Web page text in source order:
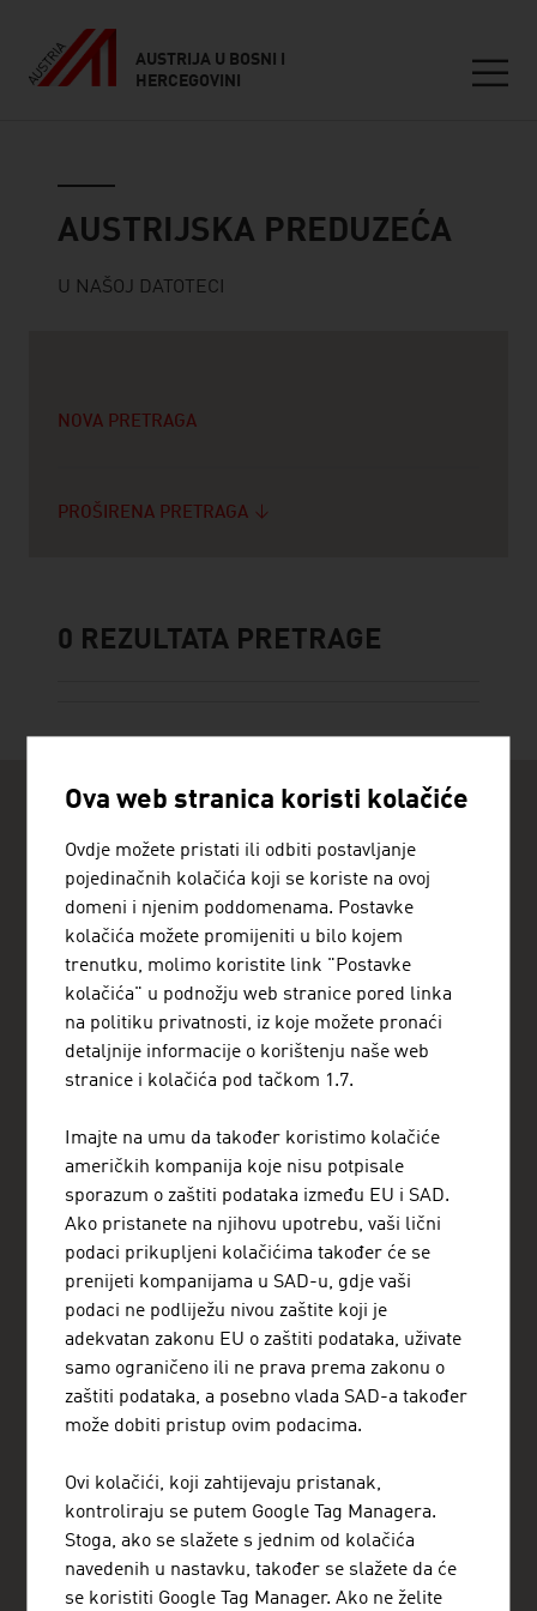
AUSTRIJA U BOSNI I
HERCEGOVINI
AUSTRIJSKA PREDUZEĆA
U NAŠOJ DATOTECI
NOVA PRETRAGA
PROŠIRENA PRETRAGA
0 REZULTATA PRETRAGE
ADVANTAGE AUSTRIA SARAJEVO
Austrijska ambasada - trgovinski odjel
zgrada RBBH objekat B
71000 Sarajevo
Bosnien-Herzegowina
+3873326 78 40
sarajevo@advantageaustria.org
FACEBOOK
www.advantageaustria.org/ba
FRESH VIEW
Steknite ekskluzivni uvid u različite privredne
grane i preduzeća Austrije.
ADVANTAGE AUSTRIA-VAMA NA USLUZI ŠIROM SVIJETA
njihovim internacionalnim poslovnim partnerima širok spektar
usluga. Ukupno oko 800 zaposlenih pružaju Vam podršku u
pronalaženju odgovarajućih dobavljača i poslovnih partnera u
Austriji. Svake godine organizujemo oko 800 događaja radi
uspostavljanja poslovnih kontakata. Usluge ADVANTAGE
AUSTRIA sežu od uspostavljanje kontakta sa austrijskim
Ova web stranica koristi kolačiće
Ovdje možete pristati ili odbiti postavljanje
pojedinačnih kolačića koji se koriste na ovoj
domeni i njenim poddomenama. Postavke
kolačića možete promijeniti u bilo kojem
trenutku, molimo koristite link "Postavke
kolačića" u podnožju web stranice pored linka
na politiku privatnosti, iz koje možete pronaći
detaljnije informacije o korištenju naše web
stranice i kolačića pod tačkom 1.7.
Imajte na umu da također koristimo kolačiće
američkih kompanija koje nisu potpisale
sporazum o zaštiti podataka između EU i SAD.
Ako pristanete na njihovu upotrebu, vaši lični
podaci prikupljeni kolačićima također će se
prenijeti kompanijama u SAD-u, gdje vaši
podaci ne podliježu nivou zaštite koji je
adekvatan zakonu EU o zaštiti podataka, uživate
samo ograničeno ili ne prava prema zakonu o
zaštiti podataka, a posebno vlada SAD-a također
može dobiti pristup ovim podacima.
Ovi kolačići, koji zahtijevaju pristanak,
kontroliraju se putem Google Tag Managera.
Stoga, ako se slažete s jednim od kolačića
navedenih u nastavku, također se slažete da će
se koristiti Google Tag Manager. Ako ne želite